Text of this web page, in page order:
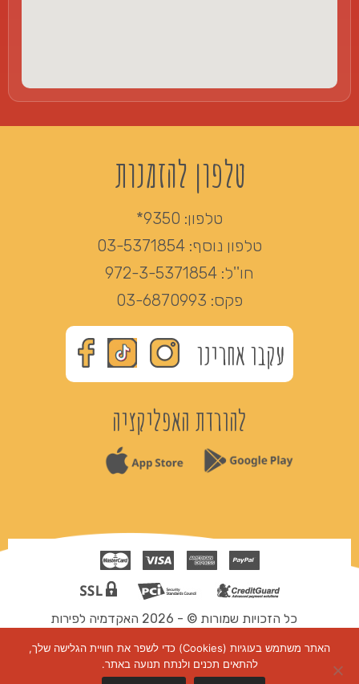
טלפון להזמנות
טלפון: 9350*
טלפון נוסף: 03-5371854
חו''ל: 972-3-5371854
פקס: 03-6870993
עקבו אחרינו
להורדת האפליקציה
כל הזכויות שמורות © - 2026 האקדמיה לפירות
תקנון ותנאי שימוש
דיגיטל
האתר משתמש בעוגיות (Cookies) כדי לשפר את חוויית הגלישה שלך,
להתאים תכנים ולנתח תנועה באתר.